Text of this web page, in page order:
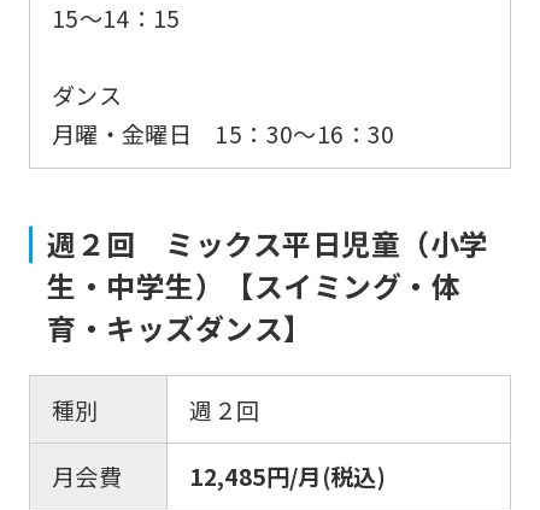
15〜14：15
ダンス
月曜・金曜日 15：30〜16：30
週２回 ミックス平日児童（小学
生・中学生）【スイミング・体
育・キッズダンス】
種別
週２回
月会費
12,485円/月(税込)
foreigners
Central
Sports
website
is